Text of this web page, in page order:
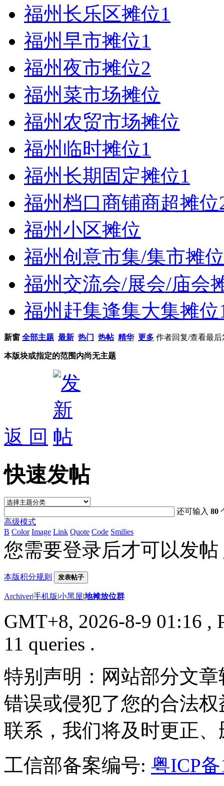
福州长乐区摊位1
福州早市摊位1
福州夜市摊位2
福州菜市场摊位
福州农贸市场摊位
福州临时摊位1
福州长期固定摊位1
福州档口商铺商超摊位
福州小区摊位
福州创意市集/集市摊位
福州交流会/展会/庙会
福州赶集逢集大集摊位
新窗 全部主题 最新 热门 热帖 精华 更多 作者回复/查看最后
本版块或指定的范围内尚无主题
返 回
快速发帖
还可输入80
高级模式
B Color Image Link Quote Code Smilies
您需要登录后才可以发帖
本版积分规则 发表帖子
Archiver|手机版|小黑屋|地摊放位群
GMT+8, 2026-8-9 01:16 ,
11 queries .
特别声明：网站部分文
错误或侵犯了您的合法
联系，我们将及时更正
工信部备案编号: 粤ICP